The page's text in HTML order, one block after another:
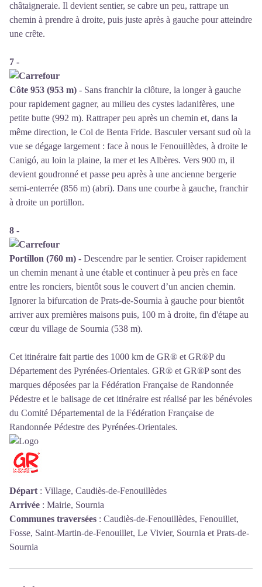
châtaigneraie. Il devient sentier, se cabre un peu, rattrape un
chemin à prendre à droite, puis juste après à gauche pour atteindre
une crête.
7 -
Côte 953 (953 m) - Sans franchir la clôture, la longer à gauche
pour rapidement gagner, au milieu des cystes ladanifères, une
petite butte (992 m). Rattraper peu après un chemin et, dans la
même direction, le Col de Benta Fride. Basculer versant sud où la
vue se dégage largement : face à nous le Fenouillèdes, à droite le
Canigó, au loin la plaine, la mer et les Albères. Vers 900 m, il
devient goudronné et passe peu après à une ancienne bergerie
semi-enterrée (856 m) (abri). Dans une courbe à gauche, franchir
à droite un portillon.
8 -
Portillon (760 m) - Descendre par le sentier. Croiser rapidement
un chemin menant à une étable et continuer à peu près en face
entre les ronciers, bientôt sous le couvert d’un ancien chemin.
Ignorer la bifurcation de Prats-de-Sournia à gauche pour bientôt
arriver aux premières maisons puis, 100 m à droite, fin d'étape au
cœur du village de Sournia (538 m).
Cet itinéraire fait partie des 1000 km de GR® et GR®P du
Département des Pyrénées-Orientales. GR® et GR®P sont des
marques déposées par la Fédération Française de Randonnée
Pédestre et le balisage de cet itinéraire est réalisé par les bénévoles
du Comité Départemental de la Fédération Française de
Randonnée Pédestre des Pyrénées-Orientales.
Départ : Village, Caudiès-de-Fenouillèdes
Arrivée : Mairie, Sournia
Communes traversées : Caudiès-de-Fenouillèdes, Fenouillet,
Fosse, Saint-Martin-de-Fenouillet, Le Vivier, Sournia et Prats-de-
Sournia